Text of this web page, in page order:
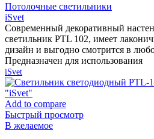
Потолочные светильники
iSvet
Современный декоративный
светильник PTL 102, имеет
дизайн и выгодно смотрится в
Предназначен для использования
iSvet
Add to compare
Быстрый просмотр
В желаемое